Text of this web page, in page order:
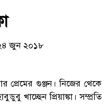
জুন ২০১৮
প্রেমের গুঞ্জন। নিজের থেকে
খাচ্ছেন প্রিয়াঙ্কা। সম্প্রতি